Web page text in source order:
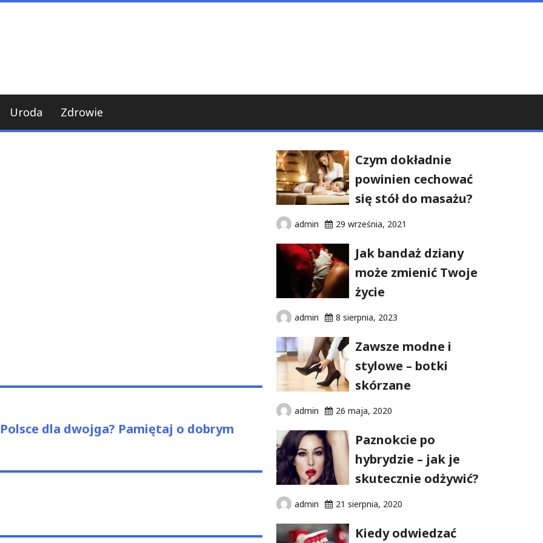
Uroda Zdrowie
dla dwojga? Pamiętaj o dobrym
Czym dokładnie
powinien cechować
się stół do masażu?
admin 29 września, 2021
Jak bandaż dziany
może zmienić Twoje
życie
admin 8 sierpnia, 2023
Zawsze modne i
stylowe – botki
skórzane
admin 26 maja, 2020
Paznokcie po
hybrydzie – jak je
skutecznie odżywić?
admin 21 sierpnia, 2020
Kiedy odwiedzać